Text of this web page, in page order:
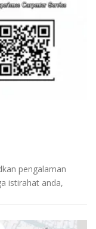
pengalaman
istirahat anda,